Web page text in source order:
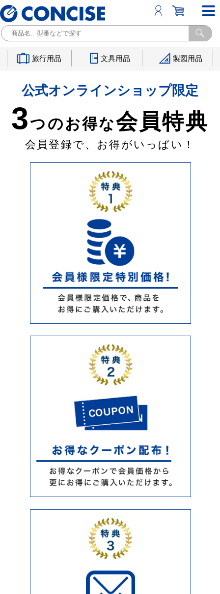
旅行用品 文具用品 製図用品
公式オンラインショップ限定
3つのお得な会員特典
会員登録で、お得がいっぱい！